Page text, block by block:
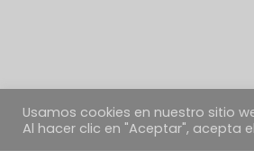
Usamos cookies en nuestro sitio
Al hacer clic en "Aceptar", acepta